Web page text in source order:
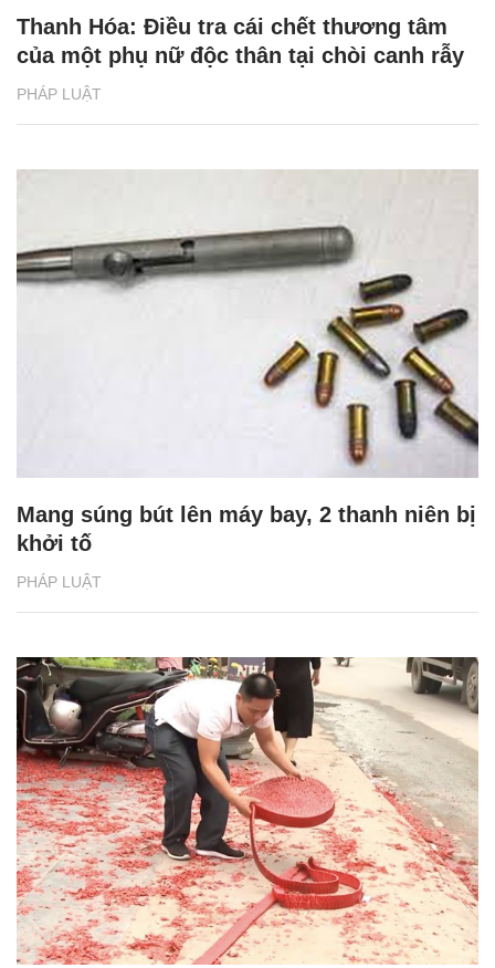
PHÁP LUẬT
Thanh Hóa: Điều tra cái chết thương tâm
của một phụ nữ độc thân tại chòi canh rẫy
PHÁP LUẬT
Mang súng bút lên máy bay, 2 thanh niên bị
khởi tố